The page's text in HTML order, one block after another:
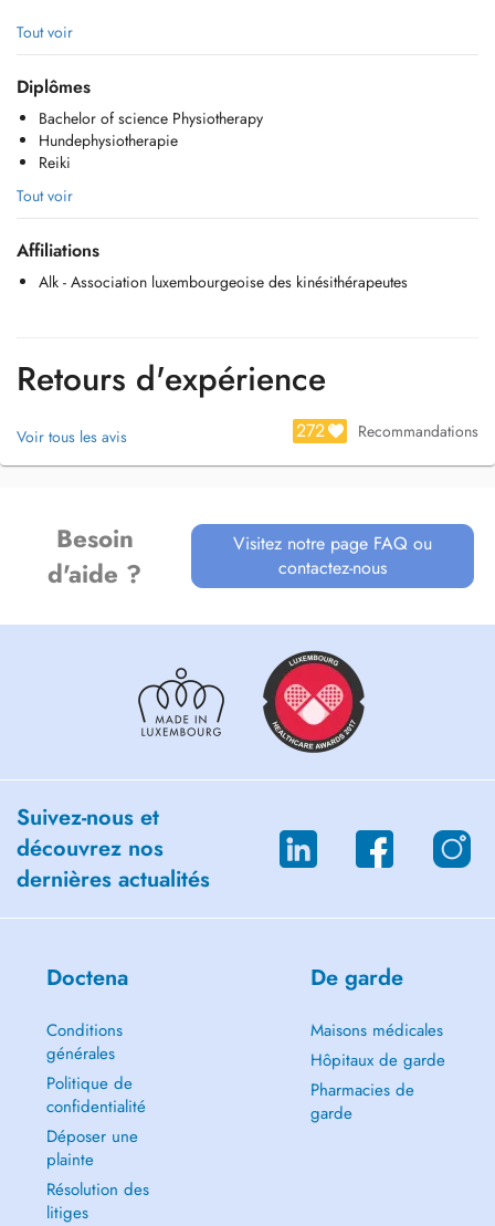
Bei uns wird jeder Patient ganzheitlich behandelt, ob
Rückenschmerzen, Kopfschmerzen, Post-OP, Beckenboden
Reedukation, Atembeschwerden, Post-Covid, Kieferprobleme, uvm.
Die Praxis befindet sich in der 1. Etage des charmanten ,,Nosbusch''
Hauses.
Parkplätze sind gratis vor dem Gebäude vorzufinden.
Tout voir
Diplômes
Bachelor of science Physiotherapy
Hundephysiotherapie
Reiki
Tout voir
Affiliations
Alk - Association luxembourgeoise des kinésithérapeutes
Retours d'expérience
Voir tous les avis 272 Recommandations
Besoin
d'aide ?
Visitez notre page FAQ ou
contactez-nous
Suivez-nous et
découvrez nos
dernières actualités
Doctena
Conditions
générales
Politique de
confidentialité
Déposer une
plainte
Résolution des
litiges
De garde
Maisons médicales
Hôpitaux de garde
Pharmacies de
garde